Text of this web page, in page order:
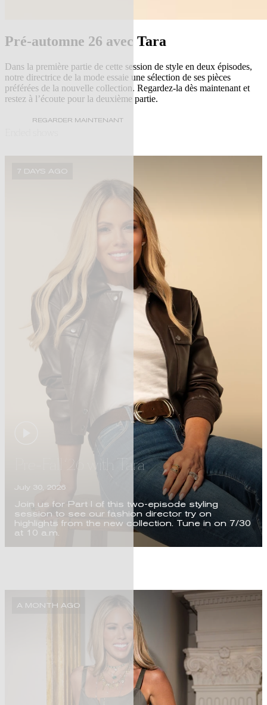
Pré-automne 26 avec Tara
Dans la première partie de cette session de style en deux épisodes,
notre directrice de la mode essaie une sélection de ses pièces
préférées de la nouvelle collection. Regardez-la dès maintenant et
restez à l’écoute pour la deuxième partie.
REGARDER MAINTENANT